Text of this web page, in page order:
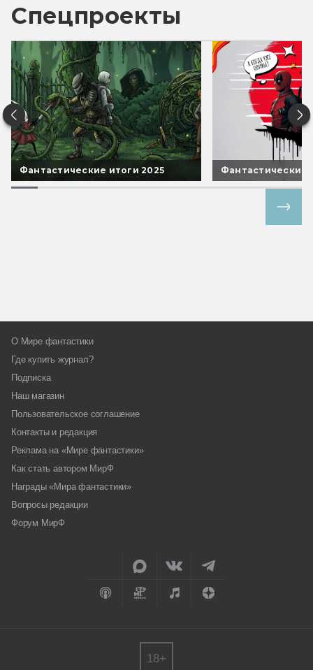
Спецпроекты
Фантастические итоги 2025 Фантастические
О Мире фантастики
Где купить журнал?
Подписка
Наш магазин
Пользовательское соглашение
Контакты и редакция
Реклама на «Мире фантастики»
Как стать автором МирФ
Награды «Мира фантастики»
Вопросы редакции
Форум МирФ
18+